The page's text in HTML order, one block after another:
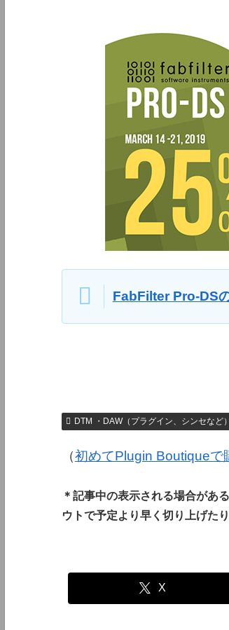
FabFilter Pro-DS
DTM ・DAW（プラグイン、シンセなど
（初めてPlugin Boutiqueで
＊記事中の表示される場合があ
ウトで予定より早く切り上げた
X